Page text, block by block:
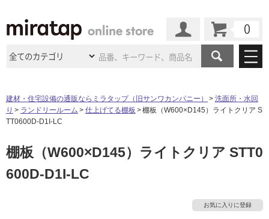
商品カテゴリ
洗面所・水回り
キッチン 浴室（風呂・バスルー
ドア（扉）・建具・玄関
施工事例
施工事例 法人案件納入事例
ミラタップのあるくらし
ショールーム
ショールームのご案内
ショールーム
建材・住宅設備の通販ならミラタップ（旧サンワカンパニー）
洗面所・水回
り
ランドリールーム 仕上げてる棚板
棚板（W600×D145）ライトクリア S
TT0600D-D1I-LC
棚板（W600×D145）ライトクリア STT0
600D-D1I-LC
お気に入りに登録